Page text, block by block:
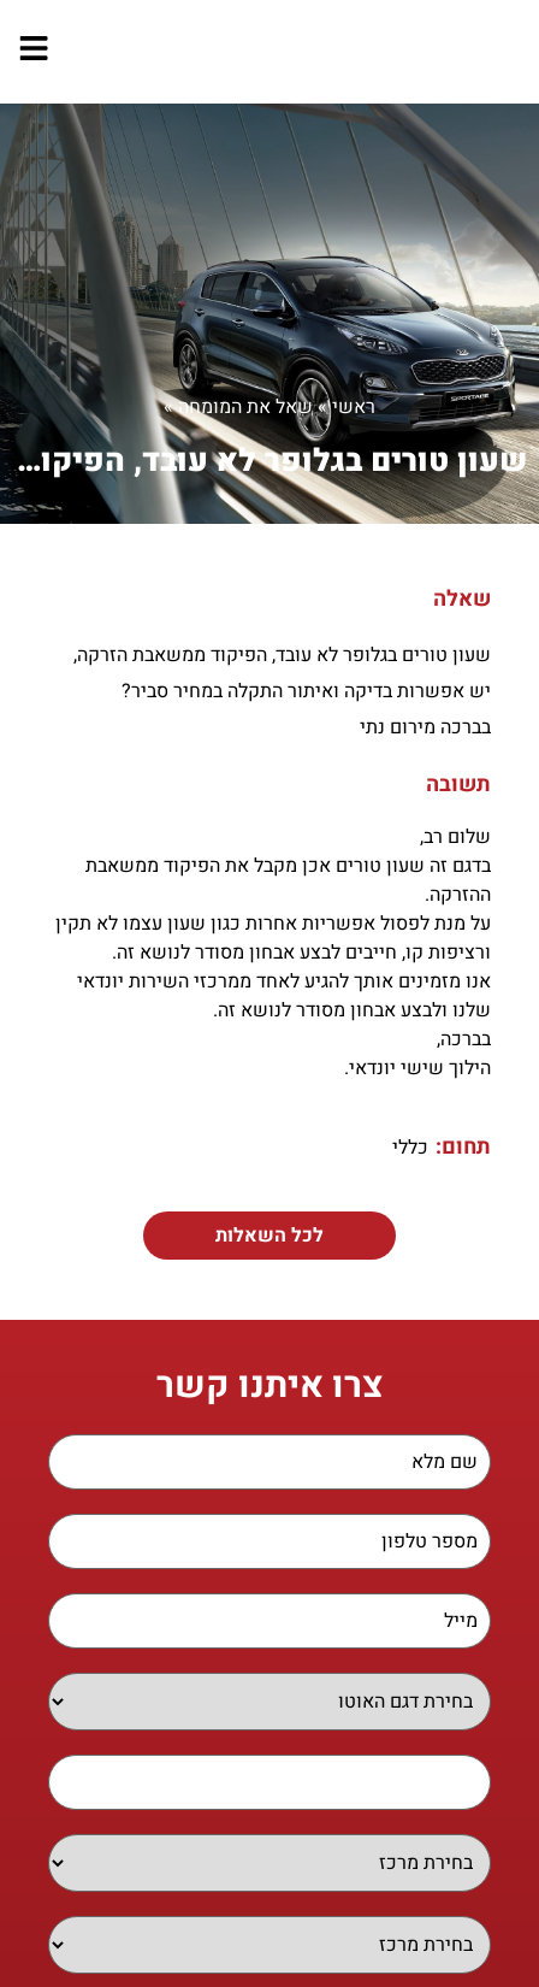
ראשי»שאל את המומחה»
שעון טורים בגלופר לא עובד, הפיקוד ממש...
שאלה
שעון טורים בגלופר לא עובד, הפיקוד ממשאבת הזרקה,
יש אפשרות בדיקה ואיתור התקלה במחיר סביר?
בברכה מירום נתי
תשובה
שלום רב,
בדגם זה שעון טורים אכן מקבל את הפיקוד ממשאבת
ההזרקה.
על מנת לפסול אפשריות אחרות כגון שעון עצמו לא תקין
ורציפות קו, חייבים לבצע אבחון מסודר לנושא זה.
אנו מזמינים אותך להגיע לאחד ממרכזי השירות יונדאי
שלנו ולבצע אבחון מסודר לנושא זה.
בברכה,
הילוך שישי יונדאי.
תחום: כללי
לכל השאלות
צרו איתנו קשר